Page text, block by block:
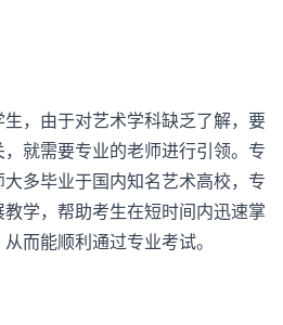
，由于对艺术学科缺乏了解，要
就需要专业的老师进行引领。专
多毕业于国内知名艺术高校，专
学，帮助考生在短时间内迅速掌
而能顺利通过专业考试。